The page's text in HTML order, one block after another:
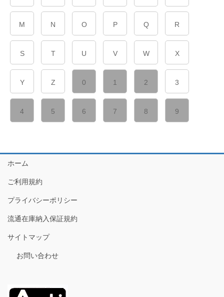
M N O P Q R
S T U V W X
Y Z 0 1 2 3
4 5 6 7 8 9
ホーム
ご利用規約
プライバシーポリシー
流通在庫納入保証規約
サイトマップ
お問い合わせ